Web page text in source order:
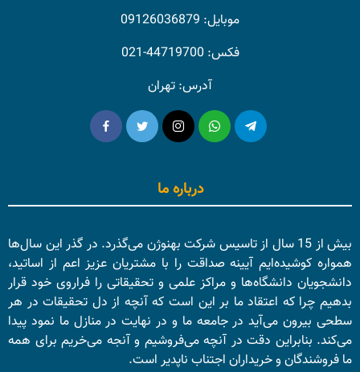
موبایل: 09126036879
فکس: 44719700-021
آدرس: تهران
درباره ما
بیش از 15 سال از تاسیس شرکت بهنوژن می‌گذرد. در گذر این سال‌ها
همواره کوشیده‌ایم آیینه صداقت را با مشتریان عزیز اعم از اساتید،
دانشجویان دانشگاه‌ها و مراکز علمی و تحقیقاتی را فراروی خود قرار
بدهیم چرا که اعتقاد ما بر این است که آنچه از دل تحقیقات در هر
سطحی بیرون می‌آید در جامعه ما و در نهایت در منازل ما نمود پیدا
می‌کند. بنابراین دقت در آنچه می‌فروشیم و آنجه می‌خریم برای همه
ما فروشندگان و خریداران اجتناب ناپدیر است.